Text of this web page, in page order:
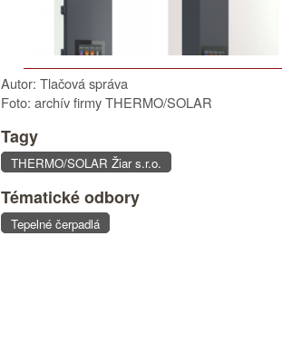
Autor: Tlačová správa
Foto: archív firmy THERMO/SOLAR
Tagy
THERMO/SOLAR Žiar s.r.o.
Tématické odbory
Tepelné čerpadlá